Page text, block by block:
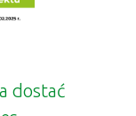
dostać